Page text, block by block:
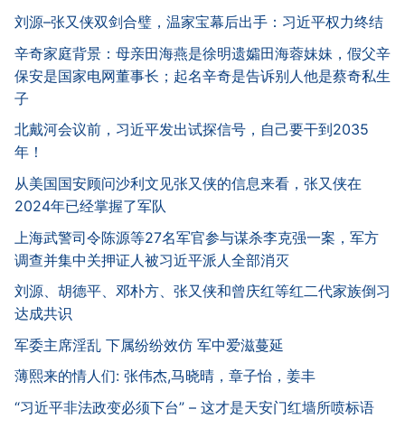
刘源–张又侠双剑合璧，温家宝幕后出手：习近平权力终结
辛奇家庭背景：母亲田海燕是徐明遗孀田海蓉妹妹，假父辛
保安是国家电网董事长；起名辛奇是告诉别人他是蔡奇私生
子
北戴河会议前，习近平发出试探信号，自己要干到2035
年！
从美国国安顾问沙利文见张又侠的信息来看，张又侠在
2024年已经掌握了军队
上海武警司令陈源等27名军官参与谋杀李克强一案，军方
调查并集中关押证人被习近平派人全部消灭
刘源、胡德平、邓朴方、张又侠和曾庆红等红二代家族倒习
达成共识
军委主席淫乱 下属纷纷效仿 军中爱滋蔓延
薄熙来的情人们: 张伟杰,马晓晴，章子怡，姜丰
“习近平非法政变必须下台” – 这才是天安门红墙所喷标语